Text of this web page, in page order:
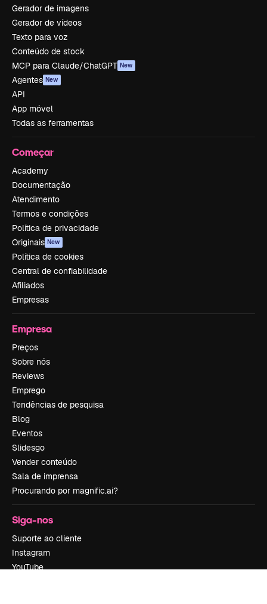
Gerador de imagens
Gerador de vídeos
Texto para voz
Conteúdo de stock
MCP para Claude/ChatGPT New
Agentes New
API
App móvel
Todas as ferramentas
Começar
Academy
Documentação
Atendimento
Termos e condições
Política de privacidade
Originais New
Política de cookies
Central de confiabilidade
Afiliados
Empresas
Empresa
Preços
Sobre nós
Reviews
Emprego
Tendências de pesquisa
Blog
Eventos
Slidesgo
Vender conteúdo
Sala de imprensa
Procurando por magnific.ai?
Siga-nos
Suporte ao cliente
Instagram
YouTube